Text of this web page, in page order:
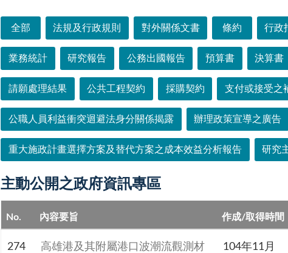
全部 法規及行政規則 對外關係文書 條約 行政
業務統計 研究報告 公務出國報告 預算書 決算書
請願處理結果 公共工程契約 採購契約 支付或接受之
公職人員利益衝突迴避法身分關係揭露 辦理政策宣導之廣告
重大施政計畫選擇方案及替代方案之成本效益分析報告 研究
主動公開之政府資訊專區
No. 內容要旨 作成/取得時間
274
高雄港及其附屬港口波潮流觀測材
104年11月